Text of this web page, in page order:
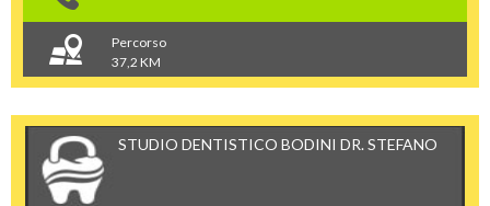
Percorso
37,2 KM
STUDIO DENTISTICO BODINI DR. STEFANO